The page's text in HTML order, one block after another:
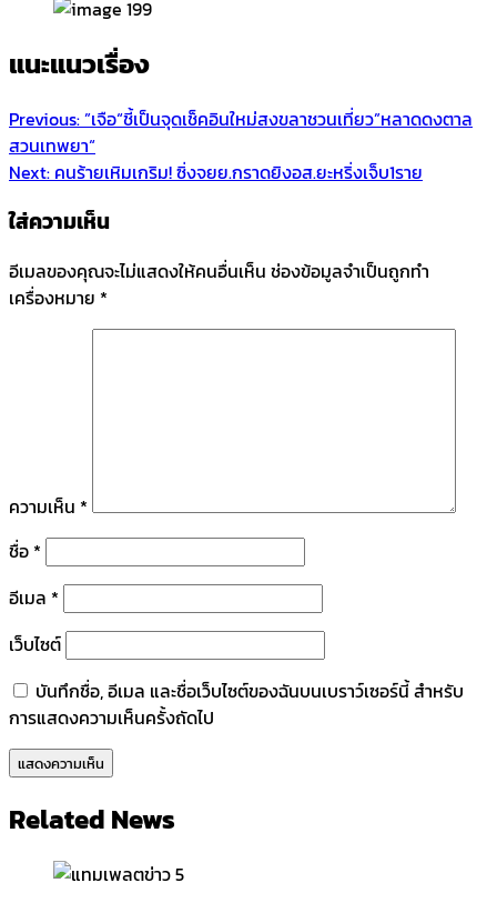
แนะแนวเรื่อง
Previous:”เจือ“ชี้เป็นจุดเช็คอินใหม่สงขลาชวนเที่ยว”หลาดดงตาล
สวนเทพยา“
Next: คนร้ายเหิมเกริม! ซิ่งจยย.กราดยิงอส.ยะหริ่งเจ็บ1ราย
ใส่ความเห็น
อีเมลของคุณจะไม่แสดงให้คนอื่นเห็น ช่องข้อมูลจำเป็นถูกทำ
เครื่องหมาย *
ความเห็น *
ชื่อ *
อีเมล *
เว็บไซต์
บันทึกชื่อ, อีเมล และชื่อเว็บไซต์ของฉันบนเบราว์เซอร์นี้ สำหรับ
การแสดงความเห็นครั้งถัดไป
Related News